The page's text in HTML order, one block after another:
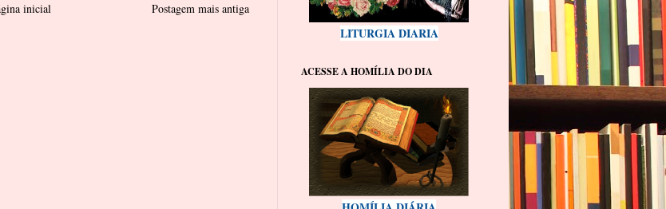
Postagem mais antiga
inicial
LITURGIA DIARIA
ACESSE A HOMÍLIA DO DIA